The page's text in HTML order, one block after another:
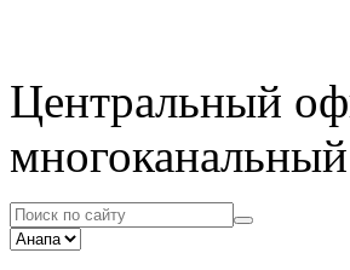
Центральный